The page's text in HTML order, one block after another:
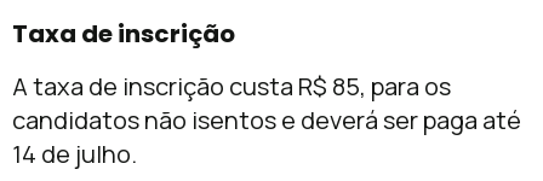
Taxa de inscrição
A taxa de inscrição custa R$ 85, para os
candidatos não isentos e deverá ser paga até
14 de julho.